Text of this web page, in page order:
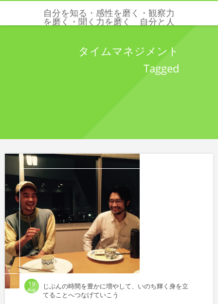
自分を知る・感性を磨く・観察力
を磨く・聞く力を磨く 自分と人
タイムマネジメント
Tagged
19
Aug
じぶんの時間を豊かに増やして、いのち輝く身を立
てることへつなげていこう